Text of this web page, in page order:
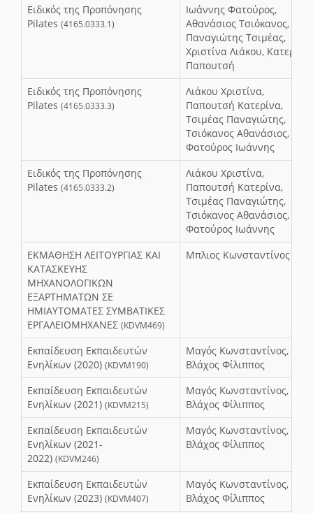
Ειδικός της Προπόνησης
Pilates (4165.0333.1)
Ιωάννης Φατούρος,
Αθανάσιος Τσιόκανος,
Παναγιώτης Τσιμέας,
Χριστίνα Λιάκου, Κατερίνα
Παπουτσή
Ειδικός της Προπόνησης
Pilates (4165.0333.3)
Λιάκου Χριστίνα,
Παπουτσή Κατερίνα,
Τσιμέας Παναγιώτης,
Τσιόκανος Αθανάσιος,
Φατούρος Ιωάννης
Ειδικός της Προπόνησης
Pilates (4165.0333.2)
Λιάκου Χριστίνα,
Παπουτσή Κατερίνα,
Τσιμέας Παναγιώτης,
Τσιόκανος Αθανάσιος,
Φατούρος Ιωάννης
ΕΚΜΑΘΗΣΗ ΛΕΙΤΟΥΡΓΙΑΣ ΚΑΙ
ΚΑΤΑΣΚΕΥΗΣ
ΜΗΧΑΝΟΛΟΓΙΚΩΝ
ΕΞΑΡΤΗΜΑΤΩΝ ΣΕ
ΗΜΙΑΥΤΟΜΑΤΕΣ ΣΥΜΒΑΤΙΚΕΣ
ΕΡΓΑΛΕΙΟΜΗΧΑΝΕΣ (KDVM469)
Μπλιος Κωνσταντίνος
Εκπαίδευση Εκπαιδευτών
Ενηλίκων (2020) (KDVM190)
Μαγός Κωνσταντίνος,
Βλάχος Φίλιππος
Εκπαίδευση Εκπαιδευτών
Ενηλίκων (2021) (KDVM215)
Μαγός Κωνσταντίνος,
Βλάχος Φίλιππος
Εκπαίδευση Εκπαιδευτών
Ενηλίκων (2021-
2022) (KDVM246)
Μαγός Κωνσταντίνος,
Βλάχος Φίλιππος
Εκπαίδευση Εκπαιδευτών
Ενηλίκων (2023) (KDVM407)
Μαγός Κωνσταντίνος,
Βλάχος Φίλιππος